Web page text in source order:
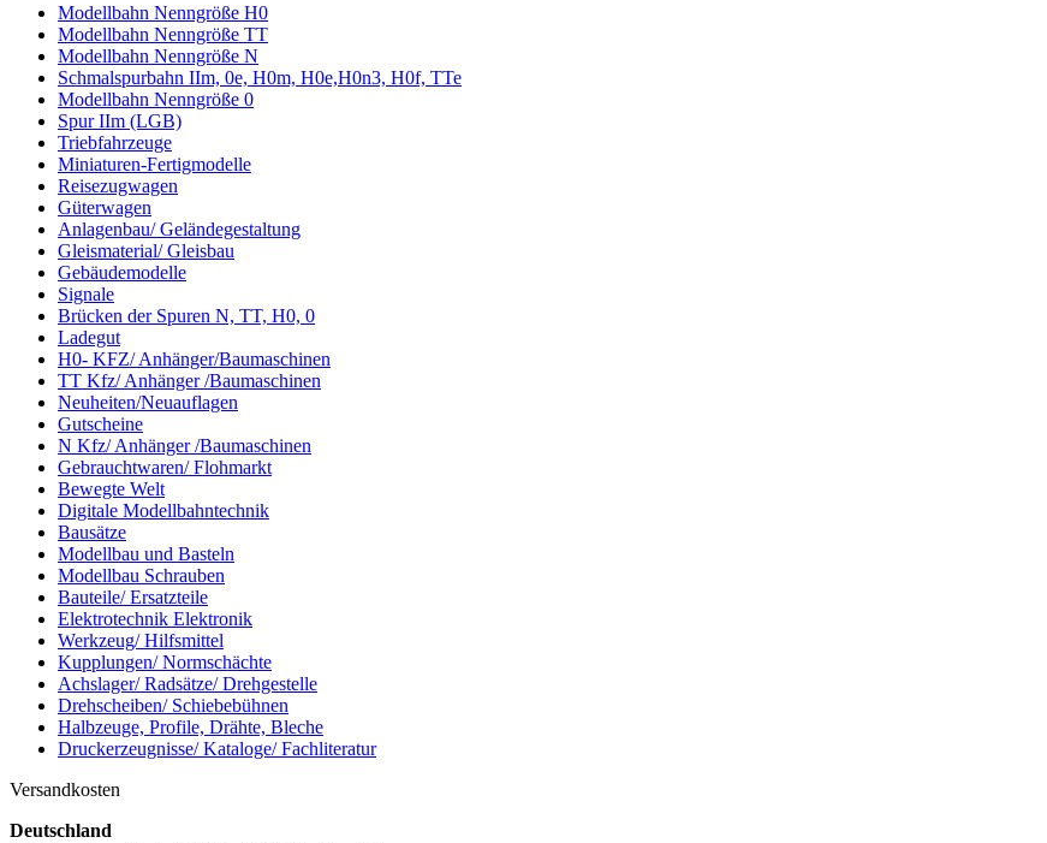
Modellbahn Nenngröße H0
Modellbahn Nenngröße TT
Modellbahn Nenngröße N
Schmalspurbahn IIm, 0e, H0m, H0e,H0n3, H0f, TTe
Modellbahn Nenngröße 0
Spur IIm (LGB)
Triebfahrzeuge
Miniaturen-Fertigmodelle
Reisezugwagen
Güterwagen
Anlagenbau/ Geländegestaltung
Gleismaterial/ Gleisbau
Gebäudemodelle
Signale
Brücken der Spuren N, TT, H0, 0
Ladegut
H0- KFZ/ Anhänger/Baumaschinen
TT Kfz/ Anhänger /Baumaschinen
Neuheiten/Neuauflagen
Gutscheine
N Kfz/ Anhänger /Baumaschinen
Gebrauchtwaren/ Flohmarkt
Bewegte Welt
Digitale Modellbahntechnik
Bausätze
Modellbau und Basteln
Modellbau Schrauben
Bauteile/ Ersatzteile
Elektrotechnik Elektronik
Werkzeug/ Hilfsmittel
Kupplungen/ Normschächte
Achslager/ Radsätze/ Drehgestelle
Drehscheiben/ Schiebebühnen
Halbzeuge, Profile, Drähte, Bleche
Druckerzeugnisse/ Kataloge/ Fachliteratur
Versandkosten
Deutschland